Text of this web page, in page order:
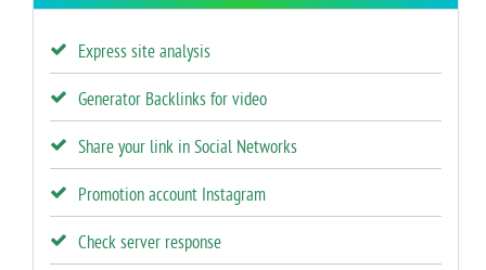
Express site analysis
Generator Backlinks for video
Share your link in Social Networks
Promotion account Instagram
Check server response